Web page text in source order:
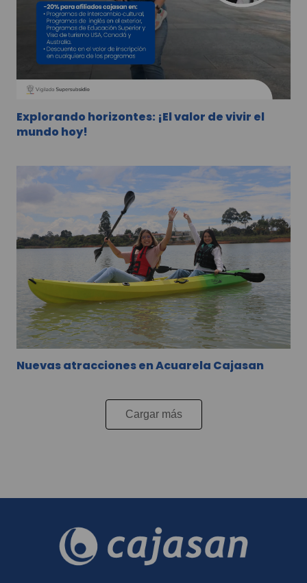
Explorando horizontes: ¡El valor de vivir el
mundo hoy!
Nuevas atracciones en Acuarela Cajasan
Cargar más